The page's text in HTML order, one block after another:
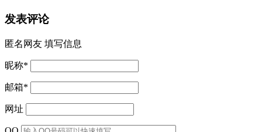
发表评论
匿名网友 填写信息
昵称*
邮箱*
网址